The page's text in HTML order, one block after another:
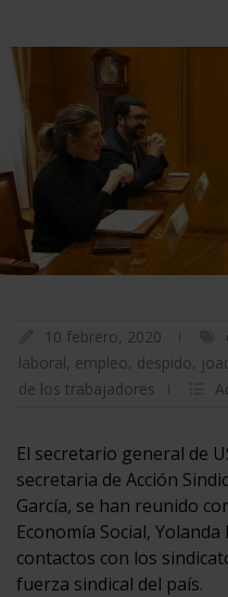
10 febrero, 2020
laboral, empleo, despido,
de los trabajadores
El secretario general de
secretaria de Acción
García, se han reunido
Economía Social,
contactos con los
fuerza sindical del país.